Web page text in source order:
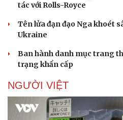
tác với Rolls-Royce
Tên lửa đạn đạo Nga khoét
Ukraine
Ban hành danh mục trang
trạng khẩn cấp
NGƯỜI VIỆT